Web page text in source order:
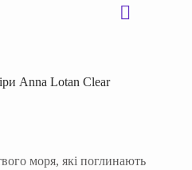
Anna Lotan Clear
моря, які поглинають